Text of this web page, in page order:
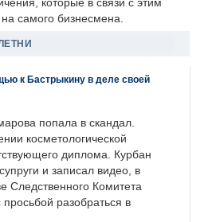
которые в связи с этим
самого бизнесмена.
к Бастрыкину в деле своей
попала в скандал.
косметологической
диплома. Курбан
и записал видео, в
Следственного Комитета
разобраться в